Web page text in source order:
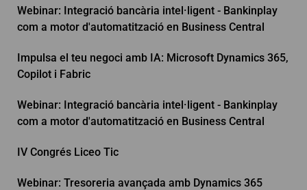
Webinar: Integració bancària intel·ligent - Bankinplay
com a motor d'automatització en Business Central
Impulsa el teu negoci amb IA: Microsoft Dynamics 365,
Copilot i Fabric
Webinar: Integració bancària intel·ligent - Bankinplay
com a motor d'automatització en Business Central
IV Congrés Liceo Tic
Webinar: Tresoreria avançada amb Dynamics 365